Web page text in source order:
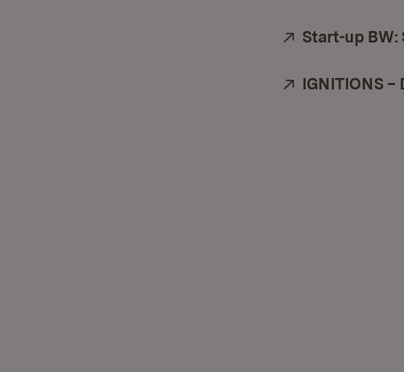
Extern:
Start-up
Extern:
IGNITIONS